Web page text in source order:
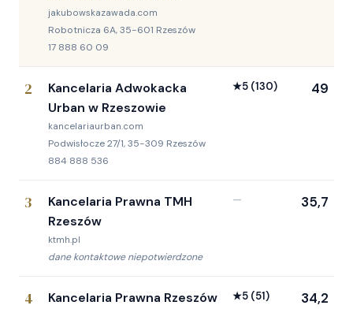
jakubowskazawada.com
Robotnicza 6A, 35-601 Rzeszów
17 888 60 09
2
Kancelaria Adwokacka
Urban w Rzeszowie
kancelariaurban.com
Podwisłocze 27/1, 35-309 Rzeszów
884 888 536
★5 (130) 49
3
Kancelaria Prawna TMH
Rzeszów
ktmh.pl
dane kontaktowe niepotwierdzone
— 35,7
4 Kancelaria Prawna Rzeszów ★5 (51) 34,2